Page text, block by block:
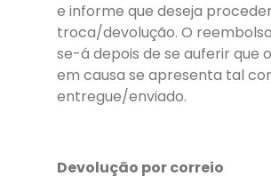
e informe que deseja
troca/devolução. O
se-á depois de se auferir que
em causa se apresenta tal
entregue/enviado.
Devolução por correio